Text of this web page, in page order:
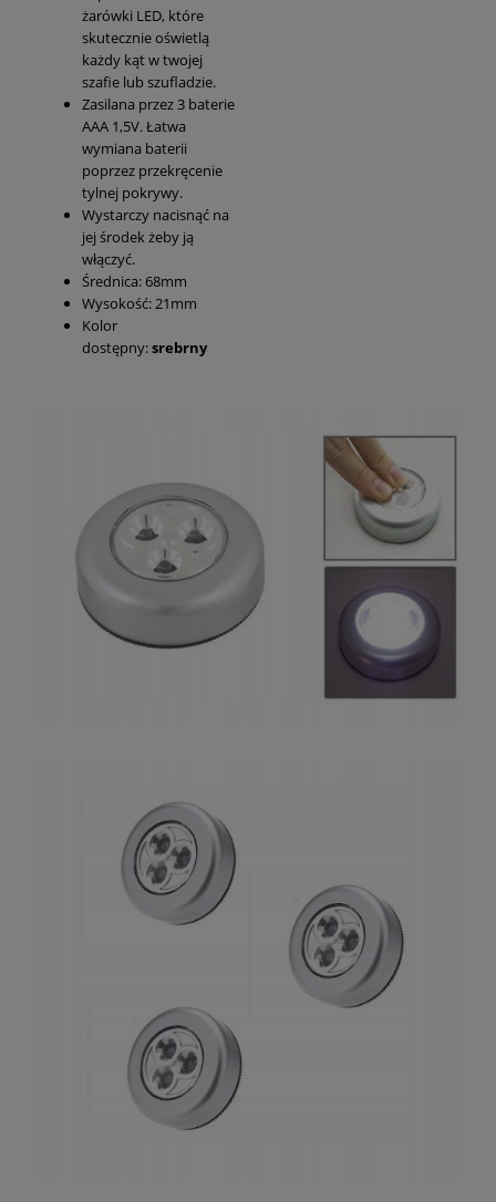
żarówki LED, które
skutecznie oświetlą
każdy kąt w twojej
szafie lub szufladzie.
Zasilana przez 3 baterie
AAA 1,5V. Łatwa
wymiana baterii
poprzez przekręcenie
tylnej pokrywy.
Wystarczy nacisnąć na
jej środek żeby ją
włączyć.
Średnica: 68mm
Wysokość: 21mm
Kolor
dostępny:srebrny